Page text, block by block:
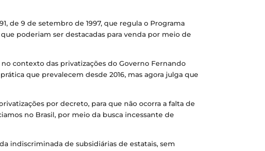
de 9 de setembro de 1997, que regula o Programa
poderiam ser destacadas para venda por meio de
contexto das privatizações do Governo Fernando
que prevalecem desde 2016, mas agora julga que
por decreto, para que não ocorra a falta de
no Brasil, por meio da busca incessante de
indiscriminada de subsidiárias de estatais, sem